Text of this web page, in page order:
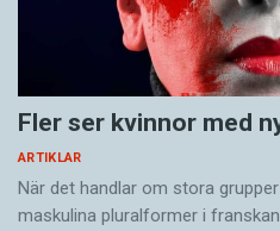
Fler ser kvinnor med
ARTIKLAR
När det handlar om stora
maskulina pluralformer i